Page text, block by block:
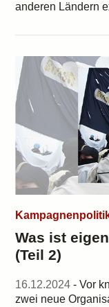
anderen Ländern
Was ist
(Teil 2)
16.12.2024 - Vor
zwei neue